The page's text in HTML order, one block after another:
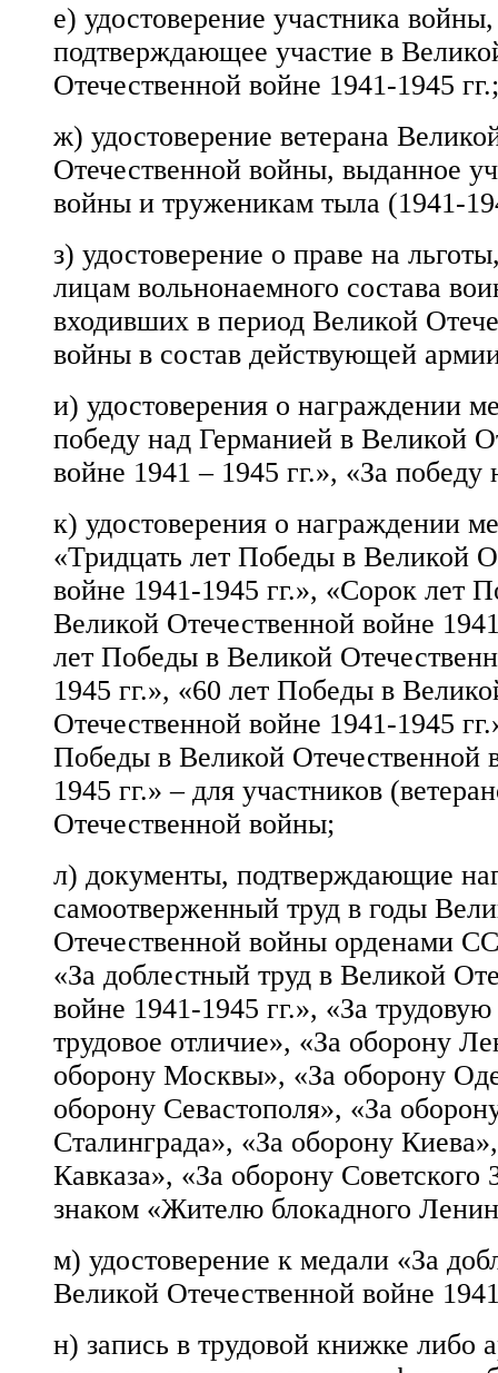
е) удостоверение участника войны,
подтверждающее участие в
Отечественной войне 1941-1945 гг.;
ж) удостоверение ветерана
Отечественной войны, выданное
войны и труженикам тыла (1941-
з) удостоверение о праве на
лицам вольнонаемного состава
входивших в период Великой
войны в состав действующей
и) удостоверения о награждении
победу над Германией в Великой
войне 1941 – 1945 гг.», «За
к) удостоверения о награждении
«Тридцать лет Победы в Великой
войне 1941-1945 гг.», «Сорок лет
Великой Отечественной войне
лет Победы в Великой
1945 гг.», «60 лет Победы в
Отечественной войне 1941-1945
Победы в Великой Отечественной
1945 гг.» – для участников
Отечественной войны;
л) документы, подтверждающие
самоотверженный труд в годы
Отечественной войны орденами
«За доблестный труд в Великой
войне 1941-1945 гг.», «За
трудовое отличие», «За оборону
оборону Москвы», «За оборону
оборону Севастополя», «За
Сталинграда», «За оборону
Кавказа», «За оборону Советского
знаком «Жителю блокадного
м) удостоверение к медали «За
Великой Отечественной войне
н) запись в трудовой книжке либо